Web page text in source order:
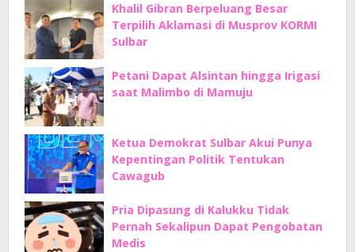
Khalil Gibran Berpeluang Besar
Terpilih Aklamasi di Musprov KORMI
Sulbar
Petani Dapat Alsintan hingga Irigasi
saat Malimbo di Mamuju
Ketua Demokrat Sulbar Akui Punya
Kepentingan Politik Tentukan
Cawagub
Pria Dipasung di Kalukku Tidak
Pernah Sekalipun Dapat Pengobatan
Medis